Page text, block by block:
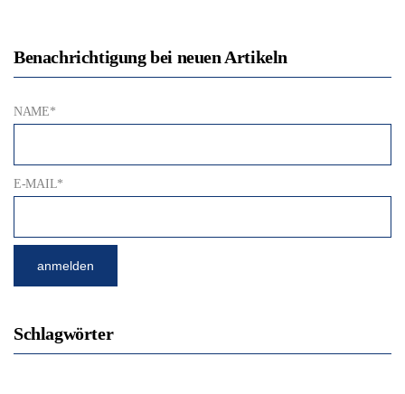
Benachrichtigung bei neuen Artikeln
NAME*
E-MAIL*
Schlagwörter